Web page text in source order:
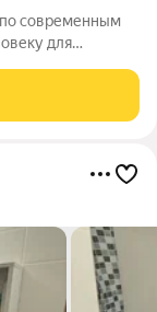
для
и благородную